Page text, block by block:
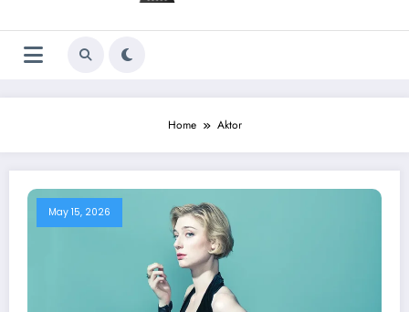
Home Aktor
May 15, 2026